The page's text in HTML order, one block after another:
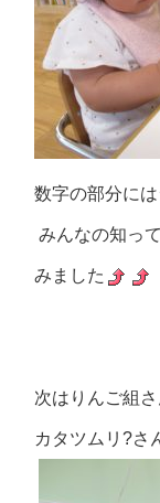
数字の部分に
みんなの知っ
みました
次はりんご組
カタツムリ?さ